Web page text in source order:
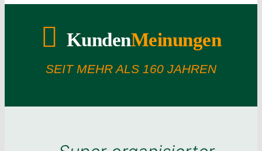
KundenMeinungen
SEIT MEHR ALS 160 JAHREN